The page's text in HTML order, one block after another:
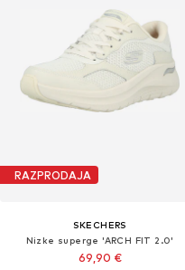
RAZPRODAJA
SKECHERS
Nizke superge 'ARCH FIT 2.0'
69,90 €